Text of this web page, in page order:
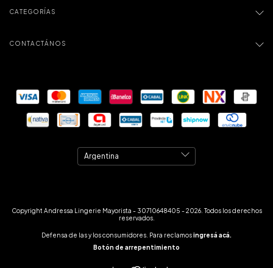
CATEGORÍAS
CONTACTÁNOS
Copyright Andressa Lingerie Mayorista - 30710648405 - 2026. Todos los derechos
reservados.
Defensa de las y los consumidores. Para reclamosingresá acá.
Botón de arrepentimiento